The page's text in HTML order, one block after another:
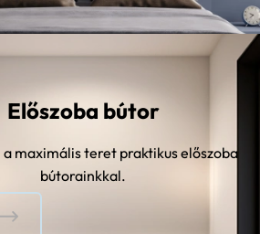
Előszoba bútor
a maximális teret praktikus előszoba
bútorainkkal.